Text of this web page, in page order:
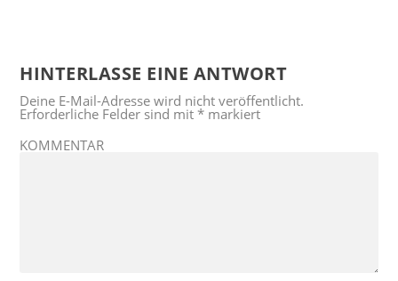
HINTERLASSE EINE ANTWORT
Deine E-Mail-Adresse wird nicht veröffentlicht.
Erforderliche Felder sind mit* markiert
KOMMENTAR